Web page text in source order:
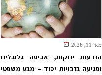
מאי 11, 2026
הודעות ירוקות, אכיפה גלובלית
ופגיעה בזכויות יסוד – מבט משפטי